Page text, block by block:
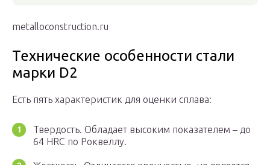
metalloconstruction.ru
Технические особенности стали
марки D2
Есть пять характеристик для оценки сплава:
Твердость. Обладает высоким показателем – до
64 HRC по Роквеллу.